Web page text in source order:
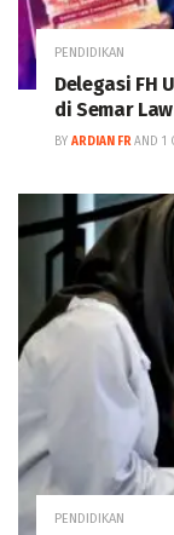
PENDIDIKAN
Delegasi FH
di Semar
BY ARDIAN FR AND 1
PENDIDIKAN